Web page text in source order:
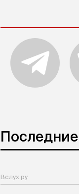
Вслух.ру